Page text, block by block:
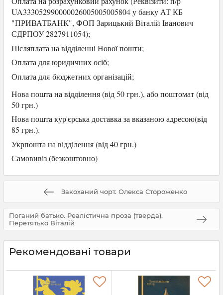
UA333052990000026005005005804 у банку АТ КБ
"ПРИВАТБАНК", ФОП Зарицький Віталій Іванович
ЄДРПОУ 2827911054);
Післяплата на відділенні Нової пошти;
Оплата для юридичних осіб;
Оплата для бюджетних організацій;
Нова пошта на відділення (від 50 грн.), абопоштомат (від
50 грн.)
Нова пошта кур'єрська доставка за вказаною адресою(від
85 грн.).
Укрпошта на відділення (від 40 грн.)
Самовивіз (безкоштовно)
Закоханий чорт. Олекса Стороженко
Поганий батько. Реалістична проза (тверда).
Перетятько Віталій
Рекомендовані товари